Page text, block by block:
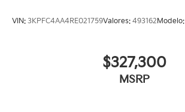
VIN: 3KPFC4AA4RE021759Valores: 493162Modelo:
$327,300
MSRP